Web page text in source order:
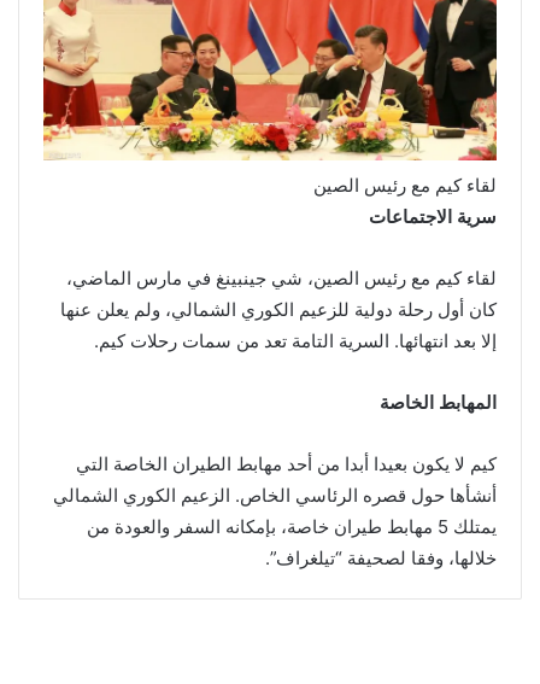
لقاء كيم مع رئيس الصين
سرية الاجتماعات
لقاء كيم مع رئيس الصين، شي جينبينغ في مارس الماضي،
كان أول رحلة دولية للزعيم الكوري الشمالي، ولم يعلن عنها
إلا بعد انتهائها. السرية التامة تعد من سمات رحلات كيم.
المهابط الخاصة
كيم لا يكون بعيدا أبدا من أحد مهابط الطيران الخاصة التي
أنشأها حول قصره الرئاسي الخاص. الزعيم الكوري الشمالي
يمتلك 5 مهابط طيران خاصة، بإمكانه السفر والعودة من
خلالها، وفقا لصحيفة “تيلغراف”.